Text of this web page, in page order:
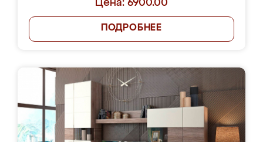
Цена: 6900.00
ПОДРОБНЕЕ